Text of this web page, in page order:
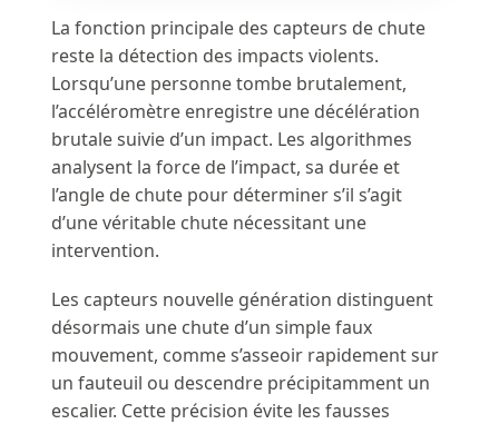
La fonction principale des capteurs de chute
reste la détection des impacts violents.
Lorsqu’une personne tombe brutalement,
l’accéléromètre enregistre une décélération
brutale suivie d’un impact. Les algorithmes
analysent la force de l’impact, sa durée et
l’angle de chute pour déterminer s’il s’agit
d’une véritable chute nécessitant une
intervention.
Les capteurs nouvelle génération distinguent
désormais une chute d’un simple faux
mouvement, comme s’asseoir rapidement sur
un fauteuil ou descendre précipitamment un
escalier. Cette précision évite les fausses